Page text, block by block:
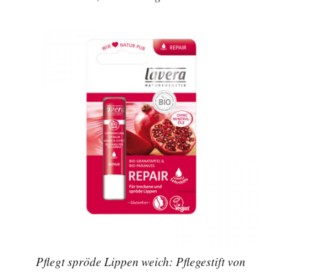
Pflegt spröde Lippen weich: Pflegestift von